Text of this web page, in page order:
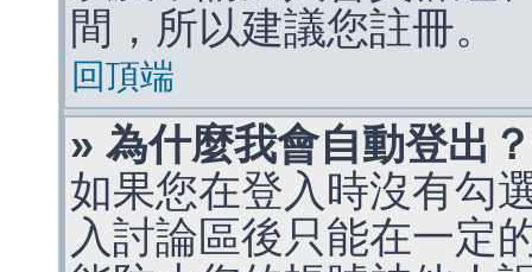
間，所以建議您註冊。
回頂端
» 為什麼我會自動登出？
如果您在登入時沒有勾
入討論區後只能在一定